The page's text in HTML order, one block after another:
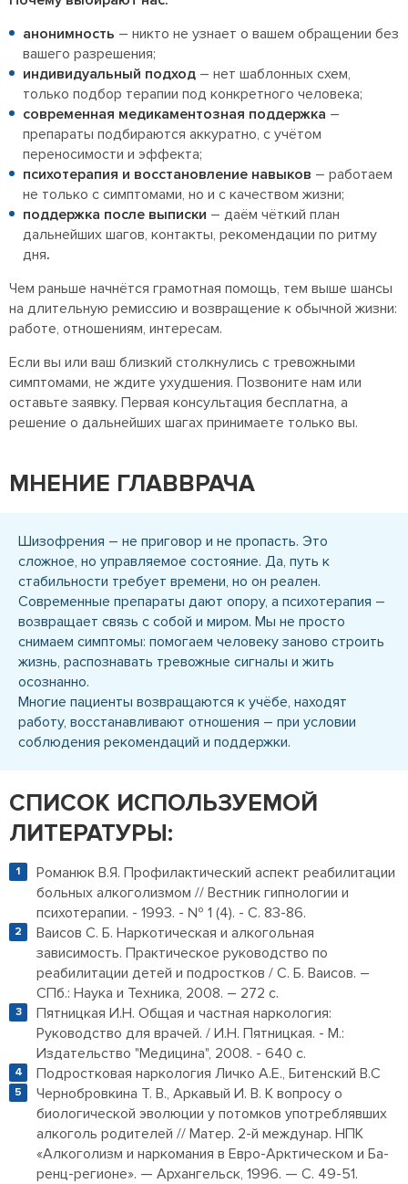
анонимность – никто не узнает о вашем обращении без
вашего разрешения;
индивидуальный подход – нет шаблонных схем,
только подбор терапии под конкретного человека;
современная медикаментозная поддержка –
препараты подбираются аккуратно, с учётом
переносимости и эффекта;
психотерапия и восстановление навыков – работаем
не только с симптомами, но и с качеством жизни;
поддержка после выписки – даём чёткий план
дальнейших шагов, контакты, рекомендации по ритму
дня.
Чем раньше начнётся грамотная помощь, тем выше шансы
на длительную ремиссию и возвращение к обычной жизни:
работе, отношениям, интересам.
Если вы или ваш близкий столкнулись с тревожными
симптомами, не ждите ухудшения. Позвоните нам или
оставьте заявку. Первая консультация бесплатна, а
решение о дальнейших шагах принимаете только вы.
МНЕНИЕ ГЛАВВРАЧА
Шизофрения – не приговор и не пропасть. Это
сложное, но управляемое состояние. Да, путь к
стабильности требует времени, но он реален.
Современные препараты дают опору, а психотерапия –
возвращает связь с собой и миром. Мы не просто
снимаем симптомы: помогаем человеку заново строить
жизнь, распознавать тревожные сигналы и жить
осознанно.
Многие пациенты возвращаются к учёбе, находят
работу, восстанавливают отношения – при условии
соблюдения рекомендаций и поддержки.
СПИСОК ИСПОЛЬЗУЕМОЙ
ЛИТЕРАТУРЫ:
Романюк В.Я. Профилактический аспект реабилитации
больных алкоголизмом // Вестник гипнологии и
психотерапии. - 1993. - № 1 (4). - С. 83-86.
Ваисов С. Б. Наркотическая и алкогольная
зависимость. Практическое руководство по
реабилитации детей и подростков / С. Б. Ваисов. –
СПб.: Наука и Техника, 2008. – 272 с.
Пятницкая И.Н. Общая и частная наркология:
Руководство для врачей. / И.Н. Пятницкая. - М.:
Издательство "Медицина", 2008. - 640 с.
Подростковая наркология Личко А.Е., Битенский В.С
Чернобровкина Т. В., Аркавый И. В. К вопросу о
биологической эволюции у потомков употреблявших
алкоголь родителей // Матер. 2-й междунар. НПК
«Алкоголизм и наркомания в Евро-Арктическом и Ба-
ренц-регионе». — Архангельск, 1996. — С. 49-51.